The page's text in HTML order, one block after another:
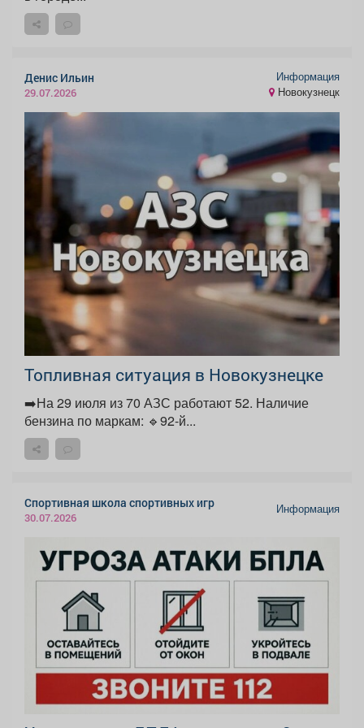
Денис Ильин
29.07.2026
Информация
Новокузнецк
Топливная ситуация в Новокузнецке
➡️На 29 июля из 70 АЗС работают 52. Наличие
бензина по маркам: 🔹92-й...
Спортивная школа спортивных игр
30.07.2026
Информация